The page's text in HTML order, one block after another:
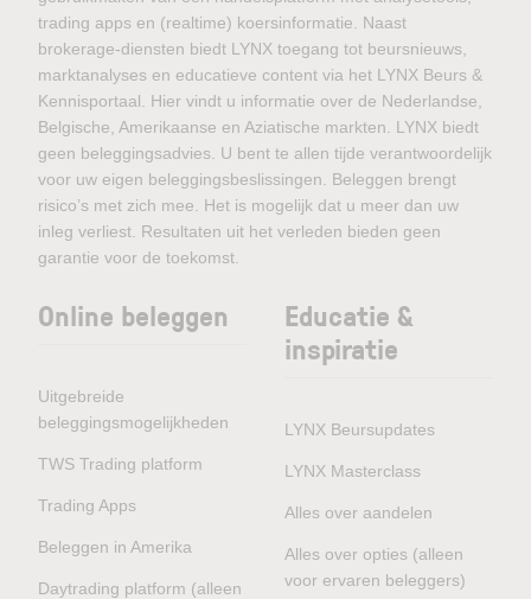
trading apps en (realtime) koersinformatie. Naast
brokerage-diensten biedt LYNX toegang tot beursnieuws,
marktanalyses en educatieve content via het LYNX Beurs &
Kennisportaal. Hier vindt u informatie over de Nederlandse,
Belgische, Amerikaanse en Aziatische markten. LYNX biedt
geen beleggingsadvies. U bent te allen tijde verantwoordelijk
voor uw eigen beleggingsbeslissingen. Beleggen brengt
risico’s met zich mee. Het is mogelijk dat u meer dan uw
inleg verliest. Resultaten uit het verleden bieden geen
garantie voor de toekomst.
Online beleggen
Uitgebreide
beleggingsmogelijkheden
TWS Trading platform
Trading Apps
Beleggen in Amerika
Daytrading platform (alleen
Educatie &
inspiratie
LYNX Beursupdates
LYNX Masterclass
Alles over aandelen
Alles over opties (alleen
voor ervaren beleggers)